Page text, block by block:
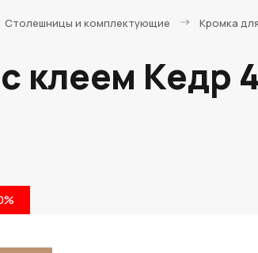
Столешницы и комплектующие Кромка
клеем Кедр